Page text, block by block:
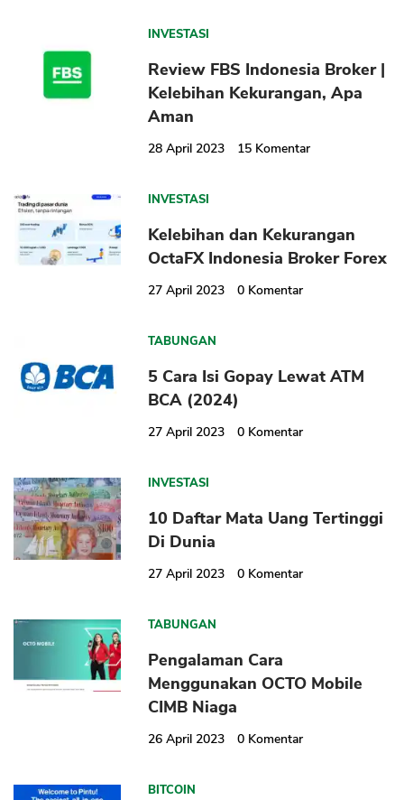
INVESTASI
Review FBS Indonesia Broker |
Kelebihan Kekurangan, Apa
Aman
28 April 2023 15 Komentar
INVESTASI
Kelebihan dan Kekurangan
OctaFX Indonesia Broker Forex
27 April 2023 0 Komentar
TABUNGAN
5 Cara Isi Gopay Lewat ATM
BCA (2024)
27 April 2023 0 Komentar
INVESTASI
10 Daftar Mata Uang Tertinggi
Di Dunia
27 April 2023 0 Komentar
TABUNGAN
Pengalaman Cara
Menggunakan OCTO Mobile
CIMB Niaga
26 April 2023 0 Komentar
BITCOIN
OK
CANCEL